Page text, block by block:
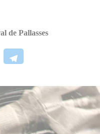
de Pallasses